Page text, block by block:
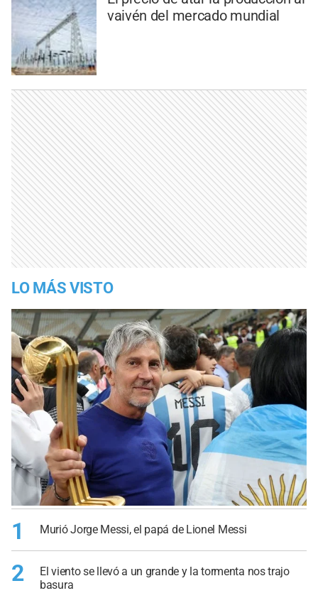
vaivén del mercado mundial
LO MÁS VISTO
1 Murió Jorge Messi, el papá de Lionel Messi
2
El viento se llevó a un grande y la tormenta nos trajo
basura